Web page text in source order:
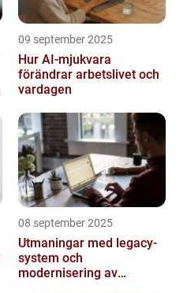
09 september 2025
Hur AI-mjukvara
förändrar arbetslivet och
vardagen
08 september 2025
Utmaningar med legacy-
system och
modernisering av